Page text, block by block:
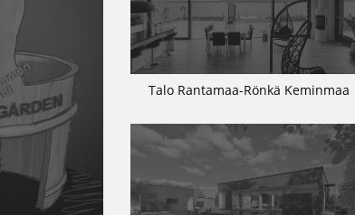
Talo Rantamaa-Rönkä Keminmaa